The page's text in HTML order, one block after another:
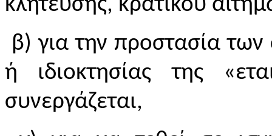
κλήτευσης, κρατικού
β) για την προστασία
ή ιδιοκτησίας της
συνεργάζεται,